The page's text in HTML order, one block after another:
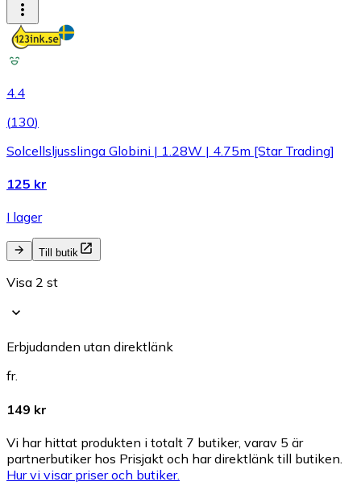
4.4
(130)
Solcellsljusslinga Globini | 1.28W | 4.75m [Star Trading]
125 kr
I lager
Till butik
Visa 2 st
Erbjudanden utan direktlänk
fr.
149 kr
Vi har hittat produkten i totalt 7 butiker, varav 5 är
partnerbutiker hos Prisjakt och har direktlänk till butiken.
Hur vi visar priser och butiker.